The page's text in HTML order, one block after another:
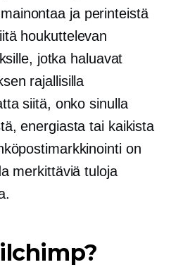
ja perinteistä
houkuttelevan
jotka haluavat
rajallisilla
siitä, onko sinulla
energiasta tai kaikista
on
merkittäviä tuloja